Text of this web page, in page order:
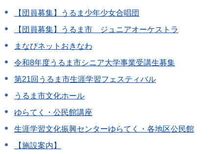
【団員募集】うるま少年少女合唱団
【団員募集】うるま市 ジュニアオーケストラ
まなびネットおきなわ
令和8年度うるま市シニア大学事業受講生募集
第21回うるま市生涯学習フェスティバル
うるま市文化ホール
ゆらてく・公民館講座
生涯学習文化振興センターゆらてく・各地区公民館
【施設案内】